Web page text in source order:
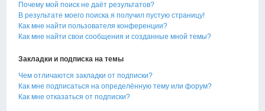
Почему мой поиск не даёт результатов?
В результате моего поиска я получил пустую страницу!
Как мне найти пользователя конференции?
Как мне найти свои сообщения и созданные мной темы?
Закладки и подписка на темы
Чем отличаются закладки от подписки?
Как мне подписаться на определённую тему или форум?
Как мне отказаться от подписки?